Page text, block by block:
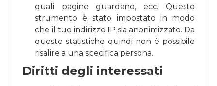
quali pagine guardano, ecc. Questo
strumento è stato impostato in modo
che il tuo indirizzo IP sia anonimizzato. Da
queste statistiche quindi non è possibile
risalire a una specifica persona.
Diritti degli interessati